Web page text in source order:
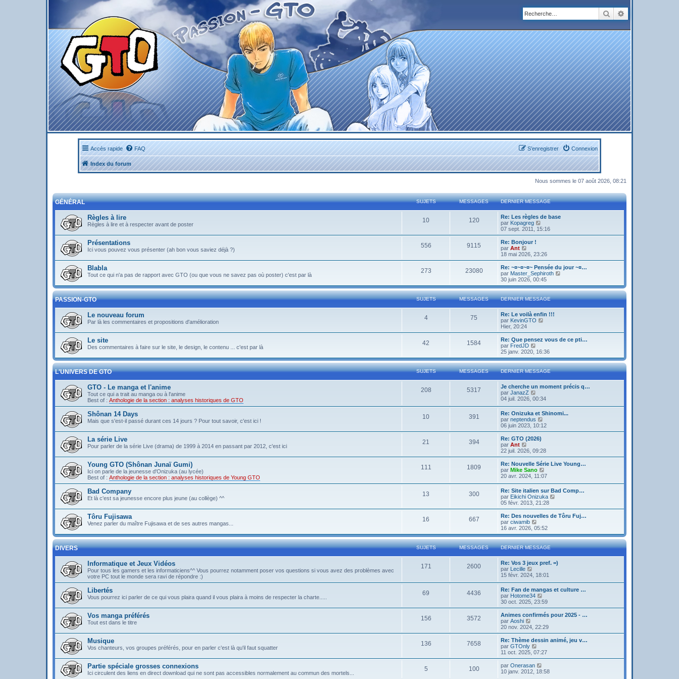
Rechercher
Accès rapide FAQ Connexion
S’enregistrer
Index du forum
Nous sommes le 07 août 2026, 08:21
GÉNÉRAL SUJETS MESSAGES DERNIER MESSAGE
Règles à lire
Règles à lire et à respecter avant de poster
10 120
Re: Les règles de base
par Kopagreg
o
i
e
r
n
i
e
r
m
e
s
s
g
e
07 sept. 2011, 15:16
Présentations
Ici vous pouvez vous présenter (ah bon vous saviez déjà ?)
556 9115
Re: Bonjour !
par Ant
o
i
r
l
e
e
r
n
i
e
r
e
s
s
a
g
e
18 mai 2026, 23:26
Blabla
Tout ce qui n'a pas de rapport avec GTO (ou que vous ne savez pas où poster) c'est par là
273 23080
Re: ~¤~¤~¤~ Pensée du jour ~¤…
par Master_Sephiroth
i
r
l
d
i
e
e
s
s
g
e
30 juin 2026, 00:45
PASSION-GTO SUJETS MESSAGES DERNIER MESSAGE
Le nouveau forum
Par là les commentaires et propositions d'amélioration
4 75
Re: Le voilà enfin !!!
par KevinGTO
i
r
e
e
r
n
i
e
m
s
s
a
g
Hier, 20:24
Le site
Des commentaires à faire sur le site, le design, le contenu ... c'est par là
42 1584
Re: Que pensez vous de ce pti…
par FredJD
o
i
r
l
d
e
n
i
e
r
m
s
s
a
g
25 janv. 2020, 16:36
L'UNIVERS DE GTO SUJETS MESSAGES DERNIER MESSAGE
GTO - Le manga et l'anime
Tout ce qui a trait au manga ou à l'anime
Best of : Anthologie de la section : analyses historiques de GTO
208 5317
Je cherche un moment précis q…
par JanazZ
o
l
e
d
e
r
i
e
r
m
e
s
s
a
g
04 juil. 2026, 00:34
Shônan 14 Days
Mais que s'est-il passé durant ces 14 jours ? Pour tout savoir, c'est ici !
10 391
Re: Onizuka et Shinomi...
par neptendus
o
i
e
e
r
n
i
e
r
m
e
s
s
g
e
06 juin 2023, 10:12
La série Live
Pour parler de la série Live (drama) de 1999 à 2014 en passant par 2012, c'est ici
21 394
Re: GTO (2026)
par Ant
o
i
r
l
e
e
r
n
i
e
r
m
e
s
s
a
22 juil. 2026, 09:28
Young GTO (Shônan Junaï Gumi)
Ici on parle de la jeunesse d'Onizuka (au lycée)
Best of : Anthologie de la section : analyses historiques de Young GTO
111 1809
Re: Nouvelle Série Live Young…
par Mike Sano
o
l
e
d
r
i
e
r
m
s
a
g
e
20 avr. 2024, 11:07
Bad Company
Et là c'est sa jeunesse encore plus jeune (au collège) ^^
13 300
Re: Site italien sur Bad Comp…
par Eikichi Onizuka
i
r
e
r
i
e
s
s
05 févr. 2013, 21:28
Tôru Fujisawa
Venez parler du maître Fujisawa et de ses autres mangas...
16 667
Re: Des nouvelles de Tôru Fuj…
par ciwamib
o
i
r
l
d
e
n
i
e
r
m
s
a
g
16 avr. 2026, 05:52
DIVERS SUJETS MESSAGES DERNIER MESSAGE
Informatique et Jeux Vidéos
Pour tous les gamers et les informaticiens^^ Vous pourrez notamment poser vos questions si vous avez des problèmes avec
votre PC tout le monde sera ravi de répondre :)
171 2600
Re: Vos 3 jeux pref. =)
par Lecille
l
e
d
e
r
i
e
r
m
e
s
s
a
15 févr. 2024, 18:01
Libertés
Vous pourrez ici parler de ce qui vous plaira quand il vous plaira à moins de respecter la charte.....
69 4436
Re: Fan de mangas et culture …
par Hotome34
o
i
r
e
e
r
n
i
m
30 oct. 2025, 23:59
Vos manga préférés
Tout est dans le titre
156 3572
Animes confirmés pour 2025 - …
par Aoshi
o
i
r
l
e
d
r
n
20 nov. 2024, 22:29
Musique
Vos chanteurs, vos groupes préférés, pour en parler c'est là qu'il faut squatter
136 7658
Re: Thème dessin animé, jeu v…
par GTOnly
o
i
r
l
11 oct. 2025, 07:27
Partie spéciale grosses connexions
Ici circulent des liens en direct download qui ne sont pas accessibles normalement au commun des mortels...
5 100 par Onerasan
o
10 janv. 2012, 18:58